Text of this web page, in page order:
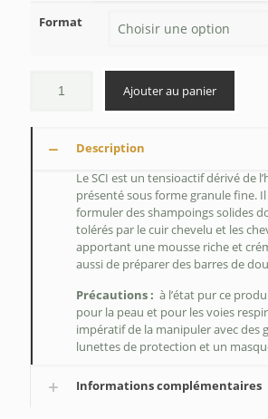
Format
Ajouter au panier
Description
Le SCI est un tensioactif dérivé de
présenté sous forme granule fine. Il
formuler des shampoings solides
tolérés par le cuir chevelu et les
apportant une mousse riche et
aussi de préparer des barres de
Précautions : à l’état pur ce
pour la peau et pour les voies
impératif de la manipuler avec des
lunettes de protection et un
Informations complémentaires